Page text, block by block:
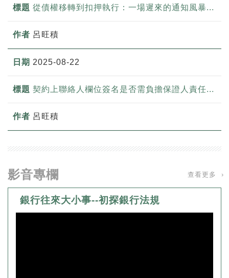
從債權移轉到扣押執行：一場遲來的通知風暴...
呂旺積
2025-08-22
契約上聯絡人欄位簽名是否需負擔保證人責任...
呂旺積
影音專欄 查看更多 ›
銀行往來大小事--初探銀行法規